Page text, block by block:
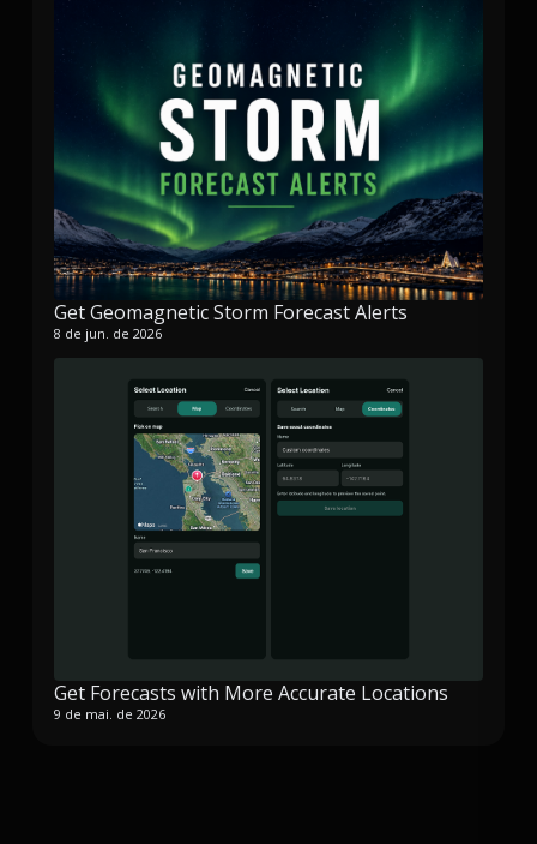
Get Geomagnetic Storm Forecast Alerts
8 de jun. de 2026
Get Forecasts with More Accurate Locations
9 de mai. de 2026